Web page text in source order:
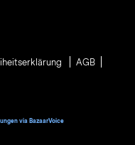
AGB
via BazaarVoice